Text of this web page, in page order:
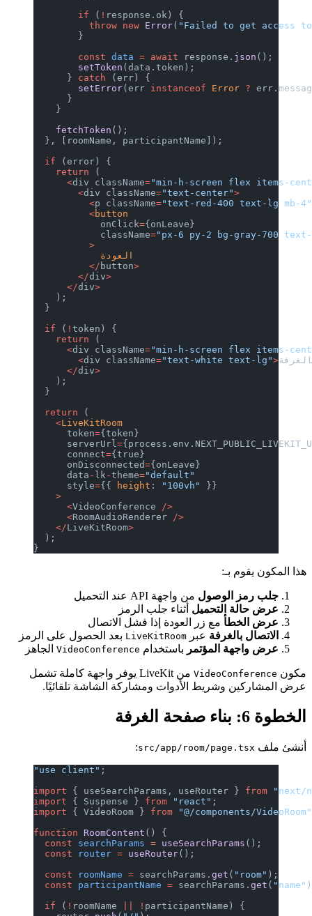
        if
( !response.ok) {
          throw
new Error ( "Failed to get access
        }
        const
data = await response. json ();
        setToken
(data.token);
      }
catch
(err) {
        setError
(err instanceof Error ?
      }
    }
    fetchToken
();
  }, [roomName, participantName]);
  if
(error) {
    return
(
      <
div className="min-h-screen flex items-
        <
div className="text-center"
          <
p className="text-red-400 text-lg mb-
          <
button
            onClick
= {onLeave}
            className
= "px-6 py-2 bg-gray-700
          >
            العودة
          </
button
        </
div
      </
div
    );
  }
  if
( !token) {
    return
(
      <
div className="min-h-screen flex items-
        <
div className="text-white text-lg">
      </
div
    );
  }
  return
(
    <
LiveKitRoom
      token
= {token}
      serverUrl
=
      connect
= {true}
      onDisconnected
= {onLeave}
      data
- lk- theme="default"
      style
= {{ height : "100vh"
}}
    >
      <
VideoConference />
      <
RoomAudioRenderer />
    </
LiveKitRoom
  );
هذا المكون يقوم بـ:
جلب رمز الوصول من واجهة API عند التحميل
عرض حالة التحميل أثناء جلب الرمز
عرض الخطأمع زر العودة إذا فشل الاتصال
الاتصال بالغرفةعبر LiveKitRoom بعد الحصول على الرمز
عرض واجهة المؤتمرباستخدامVideoConferenceالجاهز
مكونVideoConference
من LiveKit يوفر واجهة كاملة تشمل
عرض المشاركين وشريط الأدوات ومشاركة الشاشة تلقائيًا.
الخطوة 6: بناء صفحة الغرفة
أنشئ ملف src/app/room/page.tsx
:
"use client"
import { useSearchParams, useRouter } from
"next/
import { Suspense } from "react"
import { VideoRoom } from
"@/components/
function RoomContent () {
  const
searchParams = useSearchParams ();
  const
router = useRouter ();
  const
roomName = searchParams.get ( "room" );
  const
participantName = searchParams.get ( "name"
  if
( !roomName !participantName) {